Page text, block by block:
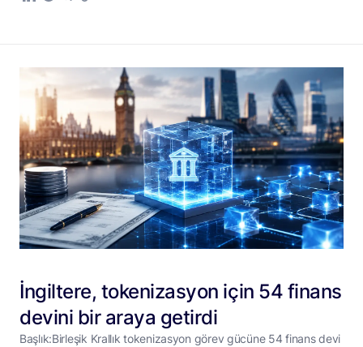
İngiltere, tokenizasyon için 54 finans
devini bir araya getirdi
Başlık:Birleşik Krallık tokenizasyon görev gücüne 54 finans devi